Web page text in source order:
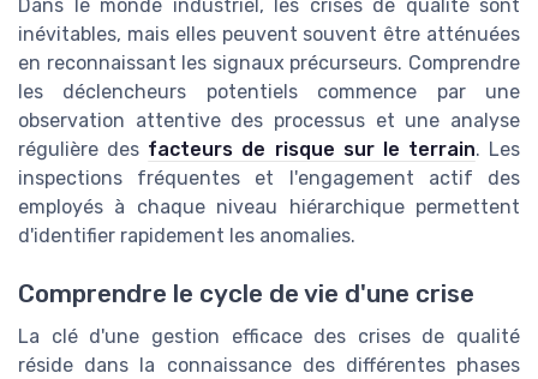
Dans le monde industriel, les crises de qualité sont
inévitables, mais elles peuvent souvent être atténuées
en reconnaissant les signaux précurseurs. Comprendre
les déclencheurs potentiels commence par une
observation attentive des processus et une analyse
régulière des facteurs de risque sur le terrain. Les
inspections fréquentes et l'engagement actif des
employés à chaque niveau hiérarchique permettent
d'identifier rapidement les anomalies.
Comprendre le cycle de vie d'une crise
La clé d'une gestion efficace des crises de qualité
réside dans la connaissance des différentes phases